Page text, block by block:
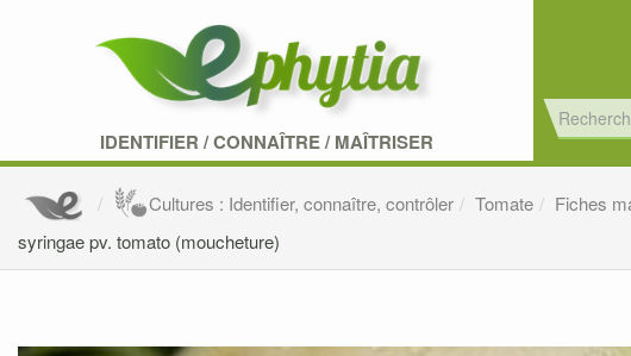
IDENTIFIER /CONNAÎTRE/MAÎTRISER
Cultures : Identifier, connaître, contrôler Tomate Fiches
syringae pv. tomato (moucheture)